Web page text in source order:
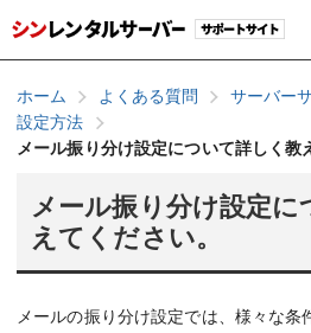
ホーム よくある質問 サーバー
設定方法
メール振り分け設定について詳しく教
メール振り分け設定に
えてください。
メールの振り分け設定では、様々な